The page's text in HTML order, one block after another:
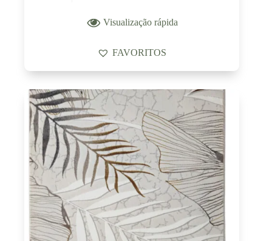
Visualização rápida
FAVORITOS